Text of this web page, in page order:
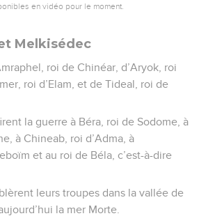
en vidéo pour le moment.
Melkisédec
roi de Chinéar, d’Aryok, roi
roi d’Elam, et de Tideal, roi de
la guerre à Béra, roi de Sodome, à
à Chineab, roi d’Adma, à
et au roi de Béla, c’est-à-dire
leurs troupes dans la vallée de
la mer Morte.